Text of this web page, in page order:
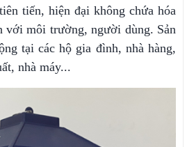
tiến, hiện đại không chứa hóa
với môi trường, người dùng. Sản
tại các hộ gia đình, nhà hàng,
nhà máy...